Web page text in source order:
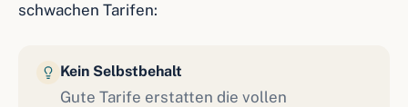
schwachen Tarifen:
Kein Selbstbehalt
Gute Tarife erstatten die vollen